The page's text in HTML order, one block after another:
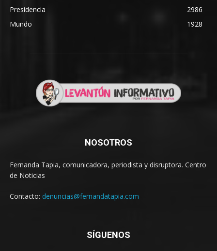
Presidencia
2986
Mundo
1928
NOSOTROS
Fernanda Tapia, comunicadora, periodista y disruptora. Centro
de Noticias
Contacto: denuncias@fernandatapia.com
SÍGUENOS